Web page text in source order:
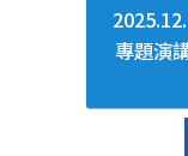
專題演